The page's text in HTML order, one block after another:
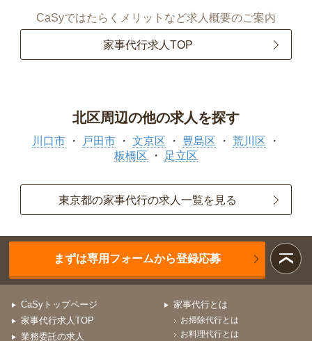
CaSyではたらくメリットなど求人概要のご案内
家事代行求人TOP
北区周辺の他の求人を探す
川口市 戸田市 文京区 豊島区
荒川区
板橋区
足立区
東京都の家事代行の求人一覧を見る
まずは専用フォームから登録応募
CaSyトップページ
家事代行求人TOP
業務委託の求人
家事代行とは
お掃除代行とは
お料理代行とは